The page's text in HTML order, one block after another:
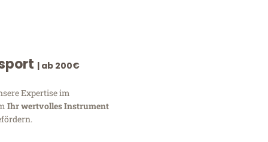
| ab 200€
Expertise im
Ihr wertvolles Instrument